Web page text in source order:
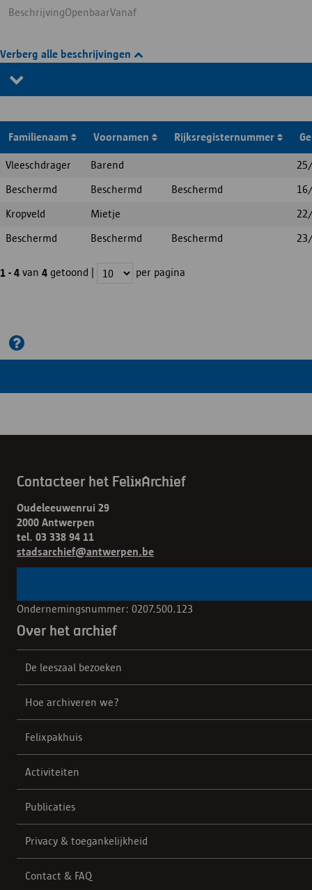
BeschrijvingOpenbaarVanaf
Verberg alle beschrijvingen
Familienaam Voornamen Rijksregisternummer
Vleeschdrager Barend
Beschermd
Beschermd Beschermd
Kropveld
Mietje
Beschermd
Beschermd Beschermd
1 - 4 van 4 getoond | per pagina
Contacteer het FelixArchief
Oudeleeuwenrui 29
2000 Antwerpen
tel. 03 338 94 11
stadsarchief@antwerpen.be
Ondernemingsnummer: 0207.500.123
Over het archief
De leeszaal bezoeken
Hoe archiveren we?
Felixpakhuis
Activiteiten
Publicaties
Privacy & toegankelijkheid
Contact & FAQ